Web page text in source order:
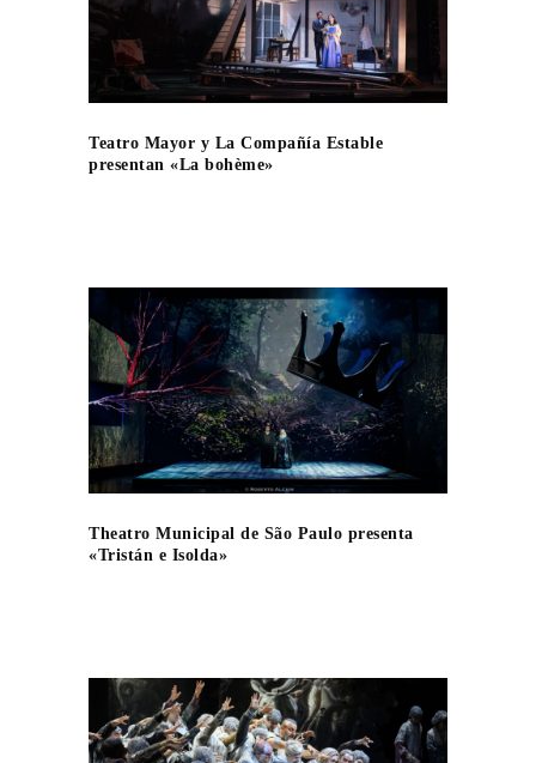
Teatro Mayor y La Compañía Estable
presentan «La bohème»
Theatro Municipal de São Paulo presenta
«Tristán e Isolda»